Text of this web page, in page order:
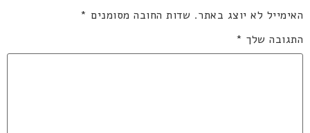
האימייל לא יוצג באתר. שדות החובה מסומנים *
התגובה שלך *